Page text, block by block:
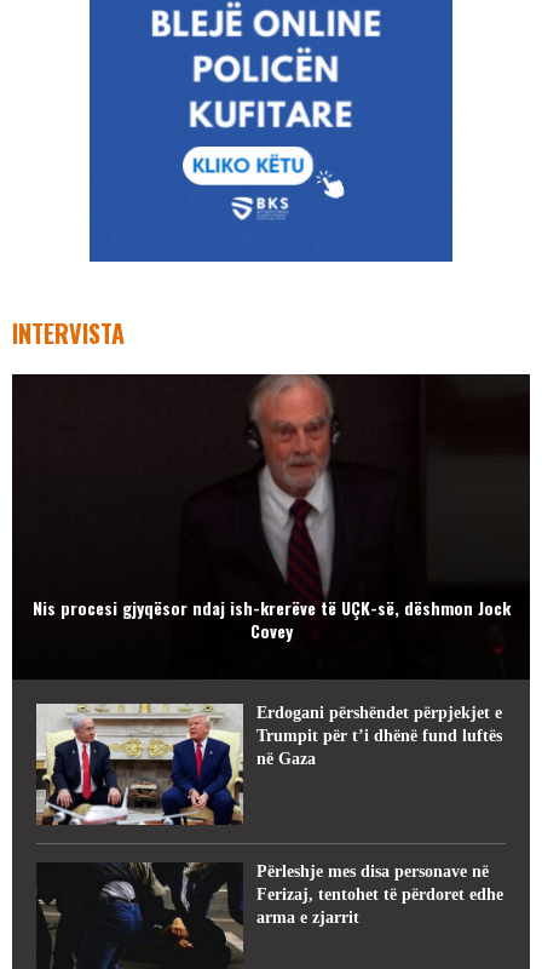
INTERVISTA
Nis procesi gjyqësor ndaj ish-krerëve të UÇK-së, dëshmon Jock
Covey
Erdogani përshëndet përpjekjet e
Trumpit për t’i dhënë fund luftës
në Gaza
Përleshje mes disa personave në
Ferizaj, tentohet të përdoret edhe
arma e zjarrit